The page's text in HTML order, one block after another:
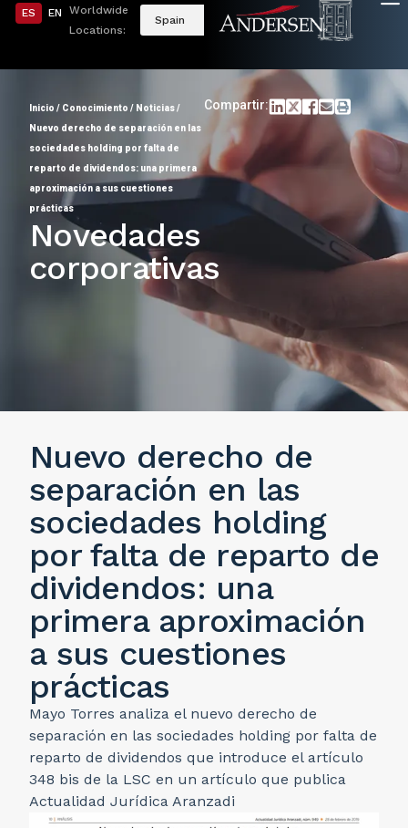
ES EN
Worldwide
Locations:
Spain
Inicio / Conocimiento / Noticias/
Nuevo derecho de separación en las
sociedades holding por falta de
reparto de dividendos: una primera
aproximación a sus cuestiones
prácticas
Compartir:
Novedades
corporativas
Nuevo derecho de
separación en las
sociedades holding
por falta de reparto de
dividendos: una
primera aproximación
a sus cuestiones
prácticas
Mayo Torres analiza el nuevo derecho de
separación en las sociedades holding por falta de
reparto de dividendos que introduce el artículo
348 bis de la LSC en un artículo que publica
Actualidad Jurídica Aranzadi